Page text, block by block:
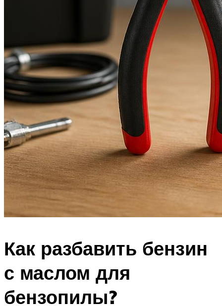
Как разбавить бензин
с маслом для
бензопилы?